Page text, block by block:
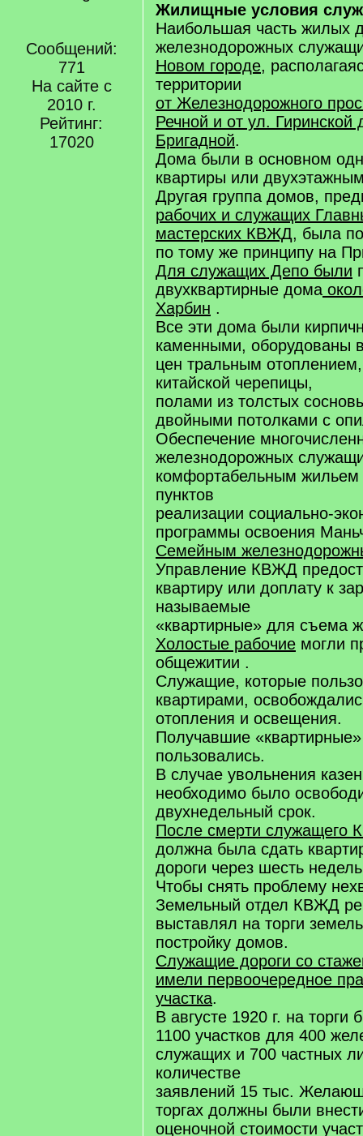
Сообщений:
771
На сайте с
2010 г.
Рейтинг:
17020
Жилищные условия
Наибольшая часть жилых
железнодорожных
Новом городе,
территории
от Железнодорожного
Речной и от ул.
Бригадной.
Дома были в основном
квартиры или
Другая группа домов,
рабочих и служащих
мастерских КВЖД, была
по тому же принципу на
Для служащих Депо были
двухквартирные дома
Харбин .
Все эти дома были
каменными, оборудованы
цен тральным
китайской черепицы,
полами из толстых
двойными потолками с
Обеспечение
железнодорожных
комфортабельным
пунктов
реализации социально-
программы освоения
Семейным
Управление КВЖД
квартиру или доплату к
называемые
«квартирные» для съема
Холостые рабочие могли
общежитии .
Служащие, которые
квартирами,
отопления и освещения.
Получавшие «квартирные»
пользовались.
В случае увольнения
необходимо было
двухнедельный срок.
После смерти служащего
должна была сдать
дороги через шесть
Чтобы снять проблему
Земельный отдел КВЖД
выставлял на торги
постройку домов.
Служащие дороги со
имели первоочередное
участка.
В августе 1920 г. на торги
1100 участков для 400
служащих и 700 частных
количестве
заявлений 15 тыс.
торгах должны были
оценочной стоимости